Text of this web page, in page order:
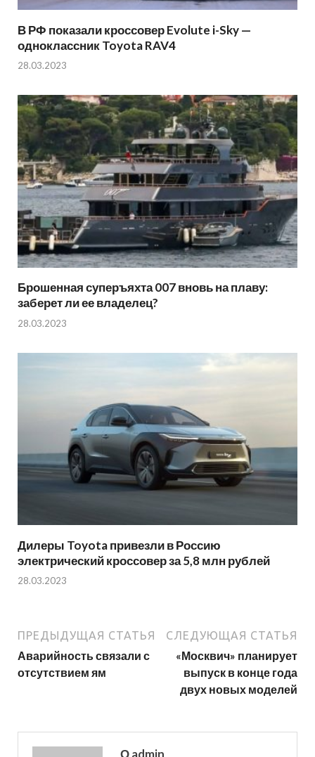
В РФ показали кроссовер Evolute i-Sky —
одноклассник Toyota RAV4
28.03.2023
Брошенная суперъяхта 007 вновь на плаву:
заберет ли ее владелец?
28.03.2023
Дилеры Toyota привезли в Россию
электрический кроссовер за 5,8 млн рублей
28.03.2023
ПРЕДЫДУЩАЯ СТАТЬЯ
Аварийность связали с
отсутствием ям
СЛЕДУЮЩАЯ СТАТЬЯ
«Москвич» планирует
выпуск в конце года
двух новых моделей
О admin